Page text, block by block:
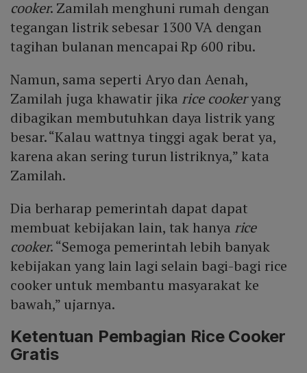
cooker. Zamilah menghuni rumah dengan
tegangan listrik sebesar 1300 VA dengan
tagihan bulanan mencapai Rp 600 ribu.
Namun, sama seperti Aryo dan Aenah,
Zamilah juga khawatir jika rice cookeryang
dibagikan membutuhkan daya listrik yang
besar. “Kalau wattnya tinggi agak berat ya,
karena akan sering turun listriknya,” kata
Zamilah.
Dia berharap pemerintah dapat dapat
membuat kebijakan lain, tak hanya rice
cooker. “Semoga pemerintah lebih banyak
kebijakan yang lain lagi selain bagi-bagi rice
cooker untuk membantu masyarakat ke
bawah,” ujarnya.
Ketentuan Pembagian Rice Cooker
Gratis